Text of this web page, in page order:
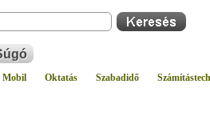
Mobil Oktatás Szabadidő